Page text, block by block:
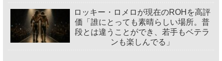
ロッキー・ロメロが現在のROHを高評
価「誰にとっても素晴らしい場所。普
段とは違うことができ、若手もベテラ
ンも楽しんでる」